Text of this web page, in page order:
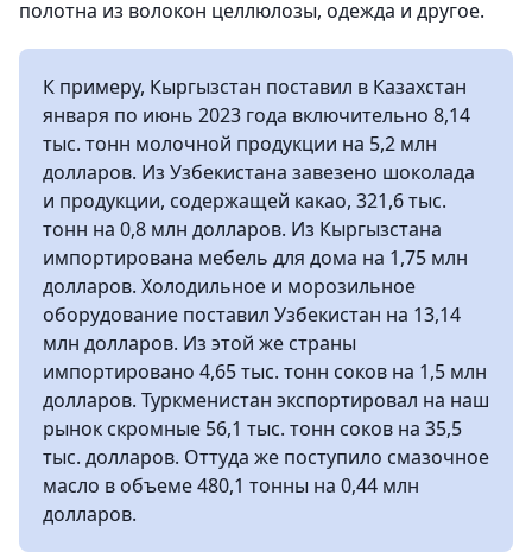
полотна из волокон целлюлозы, одежда и другое.
К примеру, Кыргызстан поставил в Казахстан
января по июнь 2023 года включительно 8,14
тыс. тонн молочной продукции на 5,2 млн
долларов. Из Узбекистана завезено шоколада
и продукции, содержащей какао, 321,6 тыс.
тонн на 0,8 млн долларов. Из Кыргызстана
импортирована мебель для дома на 1,75 млн
долларов. Холодильное и морозильное
оборудование поставил Узбекистан на 13,14
млн долларов. Из этой же страны
импортировано 4,65 тыс. тонн соков на 1,5 млн
долларов. Туркменистан экспортировал на наш
рынок скромные 56,1 тыс. тонн соков на 35,5
тыс. долларов. Оттуда же поступило смазочное
масло в объеме 480,1 тонны на 0,44 млн
долларов.